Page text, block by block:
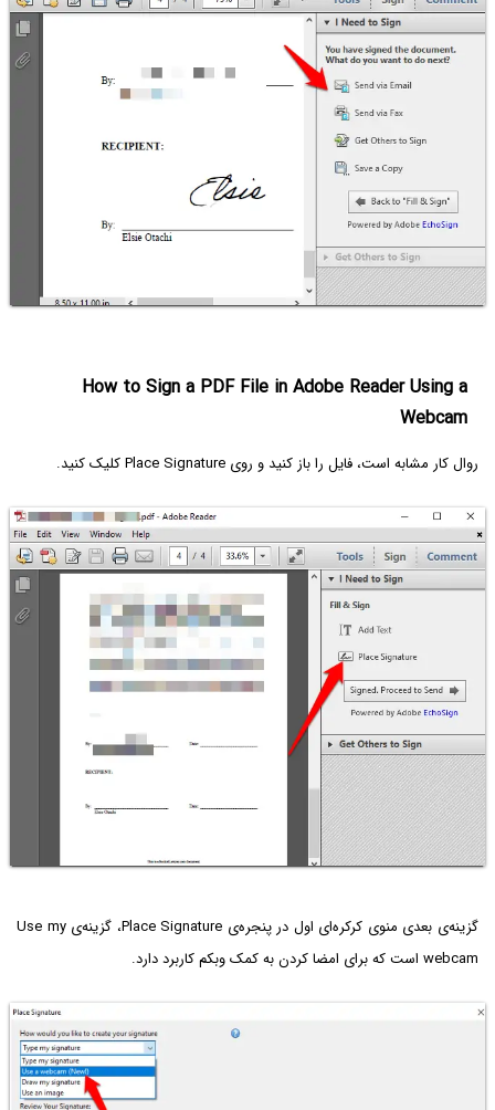
How to Sign a PDF File in Adobe Reader Using a
Webcam
روال کار مشابه است، فایل را باز کنید و روی Place Signature کلیک کنید.
گزینه‌ی بعدی منوی کرکره‌ای اول در پنجره‌ی Place Signature، گزینه‌ی Use my
webcam است که برای امضا کردن به کمک وبکم کاربرد دارد.